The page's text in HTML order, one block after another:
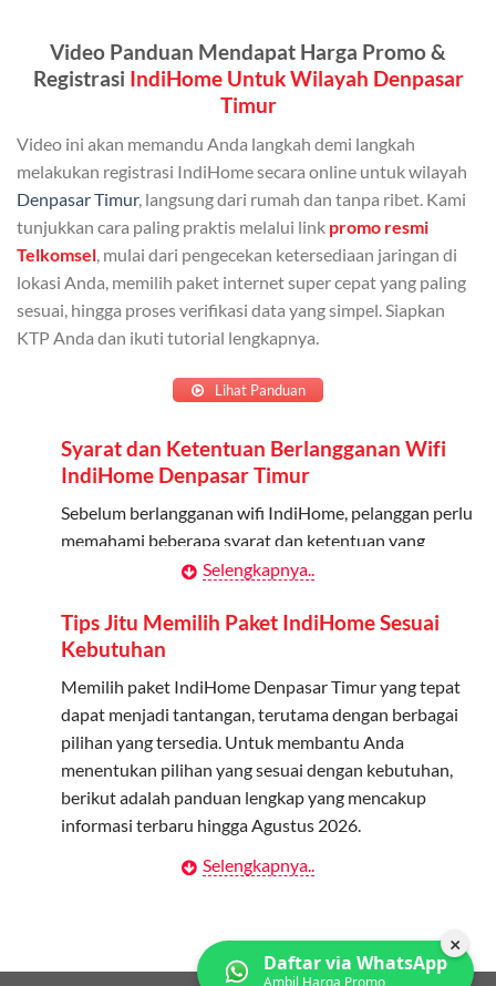
Bisa Dibagi Hingga 5 Anggota
Admin dapat mendaftarkan hingga 5 anggota
keluarga atau teman untuk menggunakan kuota ini.
Berlaku Nasional
Kuota keluarga bisa digunakan di seluruh Indonesia
untuk jaringan 2G, 3G, dan 4G.
Tidak Berlaku untuk Roaming
Kuota ini hanya bisa digunakan di dalam negeri.
Cara Menggunakan Kuota Keluarga
Daftarkan Anggota: Admin dapat mendaftarkan anggota
melalui aplikasi MyTelkomsel atau website Telkomsel One.
Bagikan Kuota: Setelah terdaftar, anggota bisa langsung
menggunakan kuota keluarga.
Pantau Penggunaan: Admin dapat memantau penggunaan
Video Panduan Mendapat Harga Promo &
Registrasi IndiHome Untuk Wilayah Denpasar
Timur
Video ini akan memandu Anda langkah demi langkah
melakukan registrasi IndiHome secara online untuk wilayah
Denpasar Timur, langsung dari rumah dan tanpa ribet. Kami
tunjukkan cara paling praktis melalui link promo resmi
Telkomsel , mulai dari pengecekan ketersediaan jaringan di
lokasi Anda, memilih paket internet super cepat yang paling
sesuai, hingga proses verifikasi data yang simpel. Siapkan
KTP Anda dan ikuti tutorial lengkapnya.
Lihat Panduan
Syarat dan Ketentuan Berlangganan Wifi
IndiHome Denpasar Timur
Sebelum berlangganan wifi IndiHome, pelanggan perlu
memahami beberapa syarat dan ketentuan yang
Kontrak Berlangganan
Pelanggan harus menandatangani Kontrak
Berlangganan yang mencakup data pelanggan, jenis
layanan indihome Denpasar Timur yang dipilih, serta
syarat dan ketentuan yang berlaku. Kontrak ini dapat
diubah atau ditambah sesuai kebutuhan.
Biaya Pasang Baru (PSB)
perangkat CPE (Customer Premises Equipment)
dilakukan sebelum layanan wifi indiHome dapat
Selengkapnya..
Tips Jitu Memilih Paket IndiHome Sesuai
Kebutuhan
Memilih paket IndiHome Denpasar Timur yang tepat
dapat menjadi tantangan, terutama dengan berbagai
pilihan yang tersedia. Untuk membantu Anda
menentukan pilihan yang sesuai dengan kebutuhan,
berikut adalah panduan lengkap yang mencakup
informasi terbaru hingga Agustus 2026.
Menentukan Kebutuhan Kecepatan Internet
Denpasar Timur adalah memahami kebutuhan
kecepatan wifi IndiHome yang anda butuhkan. Berikut
Selengkapnya..
×
Daftar via WhatsApp
Ambil Harga Promo